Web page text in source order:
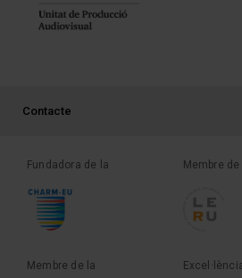
PEU 3
Contacte
Fundadora de la Membre de
Membre de la